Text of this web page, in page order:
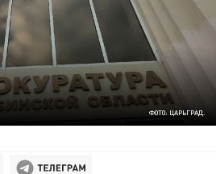
ФОТО: ЦАРЬГРАД.